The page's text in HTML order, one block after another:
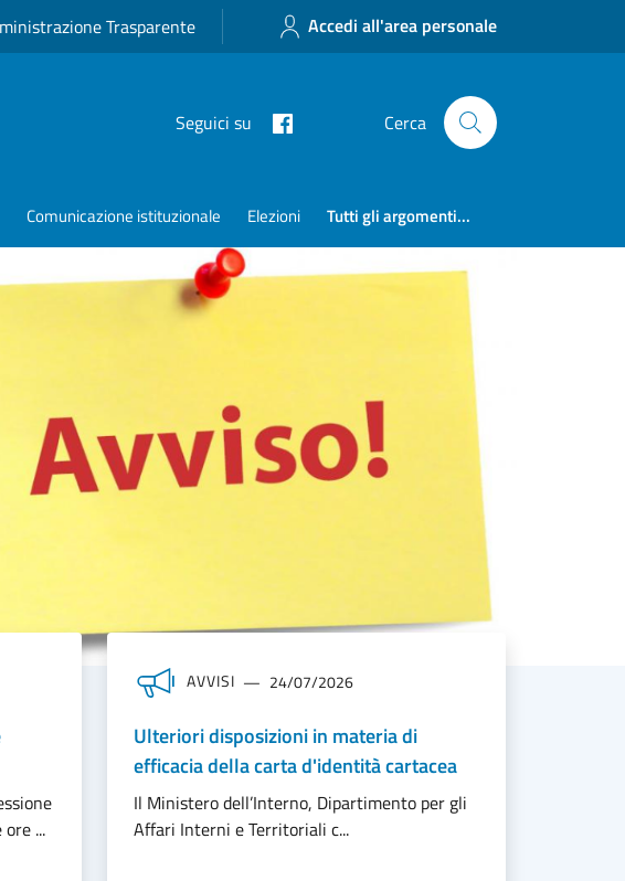
Trasparente Accedi all'area personale
Seguici su Cerca
Comunicazione istituzionale Elezioni Tutti gli argomenti...
...
AVVISI 24/07/2026
Ulteriori disposizioni in materia di
efficacia della carta d'identità cartacea
Il Ministero dell’Interno, Dipartimento per gli
Affari Interni e Territoriali c...